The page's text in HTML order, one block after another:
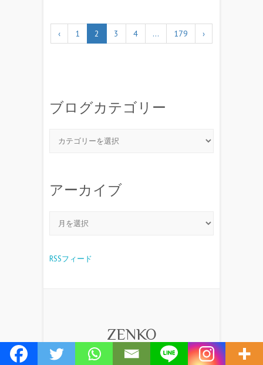
‹ 1 2 3 4 … 179 ›
ブログカテゴリー
アーカイブ
RSSフィード
ZENKO